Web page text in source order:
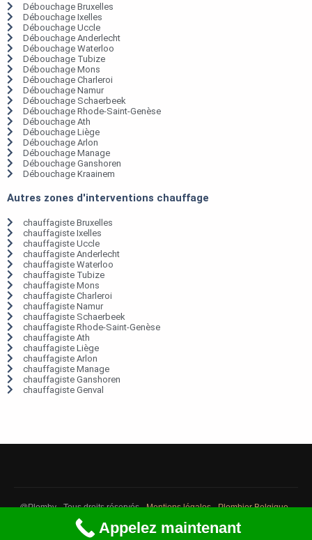
Débouchage Bruxelles
Débouchage Ixelles
Débouchage Uccle
Débouchage Anderlecht
Débouchage Waterloo
Débouchage Tubize
Débouchage Mons
Débouchage Charleroi
Débouchage Namur
Débouchage Schaerbeek
Débouchage Rhode-Saint-Genèse
Débouchage Ath
Débouchage Liège
Débouchage Arlon
Débouchage Manage
Débouchage Ganshoren
Débouchage Kraainem
Autres zones d'interventions chauffage
chauffagiste Bruxelles
chauffagiste Ixelles
chauffagiste Uccle
chauffagiste Anderlecht
chauffagiste Waterloo
chauffagiste Tubize
chauffagiste Mons
chauffagiste Charleroi
chauffagiste Namur
chauffagiste Schaerbeek
chauffagiste Rhode-Saint-Genèse
chauffagiste Ath
chauffagiste Liège
chauffagiste Arlon
chauffagiste Manage
chauffagiste Ganshoren
chauffagiste Genval
@Plomby - Tous droits réservés -Mentions légales-Plombier Belgique-
Débouchage Belgique
Appelez maintenant